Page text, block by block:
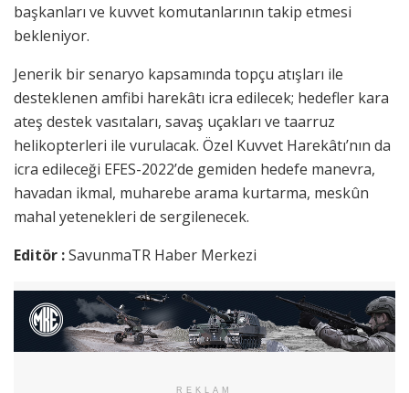
başkanları ve kuvvet komutanlarının takip etmesi
bekleniyor.
Jenerik bir senaryo kapsamında topçu atışları ile
desteklenen amfibi harekâtı icra edilecek; hedefler kara
ateş destek vasıtaları, savaş uçakları ve taarruz
helikopterleri ile vurulacak. Özel Kuvvet Harekâtı’nın da
icra edileceği EFES-2022’de gemiden hedefe manevra,
havadan ikmal, muharebe arama kurtarma, meskûn
mahal yetenekleri de sergilenecek.
Editör :SavunmaTR Haber Merkezi
REKLAM